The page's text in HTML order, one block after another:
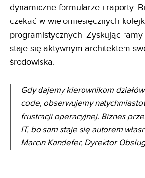
dynamiczne formularze i raporty.
czekać w wielomiesięcznych
programistycznych. Zyskując ramy
staje się aktywnym architektem
środowiska.
Gdy dajemy kierownikom
code, obserwujemy
frustracji operacyjnej. Biznes
IT, bo sam staje się autorem
Marcin Kandefer, Dyrektor